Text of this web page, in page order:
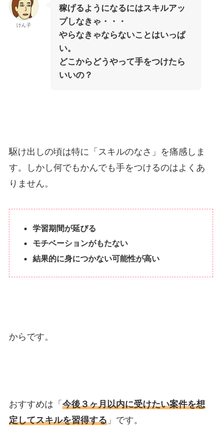
けん子
稼げるようになるにはスキルアッ
プしなきゃ・・・
やらなきゃならないことはいっぱ
い。
どこからどうやって手をつけたら
いいの？
駆け出しの頃は特に「スキルのなさ」を痛感しま
す。しかし何でもかんでも手をつけるのはよくあ
りません。
学習期間が延びる
モチベーションがもたない
結果的に身につかない可能性が高い
からです。
おすすめは「 今後３ヶ月以内に受けたい案件を想
定してスキルを習得する」です。